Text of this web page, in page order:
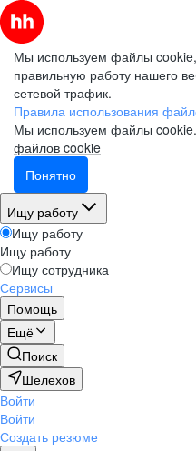
Мы используем файлы
правильную работу нашего
сетевой трафик.
Правила использования
Мы используем файлы cookie.
файлов cookie
Понятно
Ищу работу
Ищу работу
Ищу работу
Ищу сотрудника
Сервисы
Помощь
Ещё
Поиск
Шелехов
Войти
Войти
Создать резюме